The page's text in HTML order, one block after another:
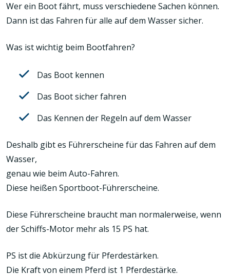
Wer ein Boot fährt, muss verschiedene Sachen können.
Dann ist das Fahren für alle auf dem Wasser sicher.
Was ist wichtig beim Bootfahren?
Das Boot kennen
Das Boot sicher fahren
Das Kennen der Regeln auf dem Wasser
Deshalb gibt es Führerscheine für das Fahren auf dem
Wasser,
genau wie beim Auto-Fahren.
Diese heißen Sportboot-Führerscheine.
Diese Führerscheine braucht man normalerweise, wenn
der Schiffs-Motor mehr als 15 PS hat.
PS ist die Abkürzung für Pferdestärken.
Die Kraft von einem Pferd ist 1 Pferdestärke.